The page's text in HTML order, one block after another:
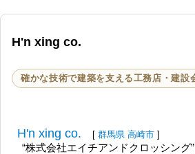
H'n xing co.
確かな技術で建築を支える工務店・建設
H'n xing co. [ 群馬県 高崎市 ]
“株式会社エイチアンドクロッシング